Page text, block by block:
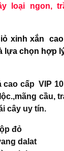
loại ngon,
xinh xắn
lựa chọn hợp
cao cấp VIP
cầu,
cây uy tín.
đỏ
dalat